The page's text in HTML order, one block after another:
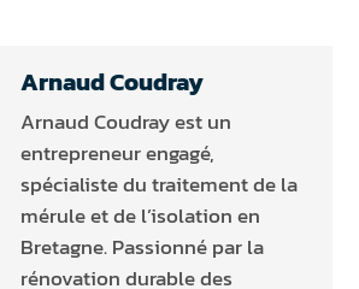
Arnaud Coudray
Arnaud Coudray est un
entrepreneur engagé,
spécialiste du traitement de la
mérule et de l’isolation en
Bretagne. Passionné par la
rénovation durable des